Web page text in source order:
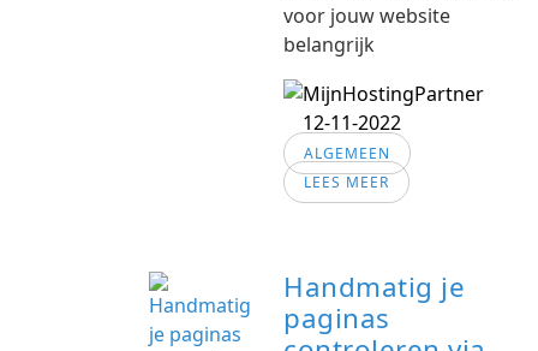
voor jouw website
belangrijk
12-11-2022
ALGEMEEN
LEES MEER
Handmatig je
paginas